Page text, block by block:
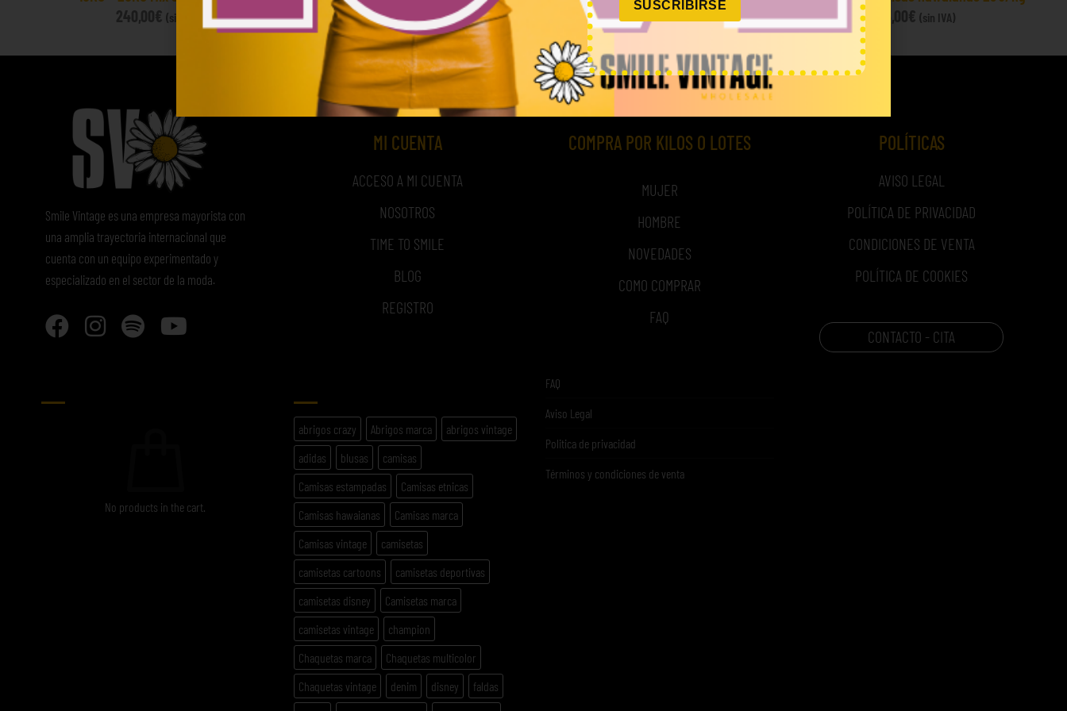
240,00€ (sin IVA)
60,00€–240,00€ (sin IVA)
720,00
1.035,00€ (sin IVA)
Smile Vintage es una empresa mayorista con
una amplia trayectoria internacional que
cuenta con un equipo experimentado y
especializado en el sector de la moda.
MI CUENTA
ACCESO A MI CUENTA
NOSOTROS
TIME TO SMILE
BLOG
REGISTRO
COMPRA POR KILOS O LOTES
MUJER
HOMBRE
NOVEDADES
COMO COMPRAR
FAQ
POLÍTICAS
AVISO LEGAL
POLÍTICA DE PRIVACIDAD
CONDICIONES DE VENTA
POLÍTICA DE COOKIES
CONTACTO - CITA
No products in the cart.
abrigos crazy Abrigos marca
abrigos vintage
adidas
blusas
camisas
Camisas estampadas
Camisas etnicas
Camisas hawaianas
Camisas marca
Camisas vintage
camisetas
camisetas cartoons
camisetas deportivas
camisetas disney
Camisetas marca
camisetas vintage
champion
Chaquetas marca
Chaquetas multicolor
Chaquetas vintage
denim disney
faldas
FAQ
Aviso Legal
Politica de privacidad
Términos y condiciones de venta
SUSCRIBIRSE